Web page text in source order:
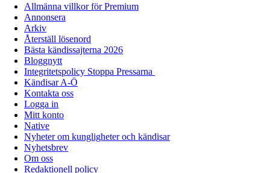
Allmänna villkor för Premium
Annonsera
Arkiv
Återställ lösenord
Bästa kändissajterna 2026
Bloggnytt
Integritetspolicy Stoppa Pressarna
Kändisar A-Ö
Kontakta oss
Logga in
Mitt konto
Native
Nyheter om kungligheter och kändisar
Nyhetsbrev
Om oss
Redaktionell policy